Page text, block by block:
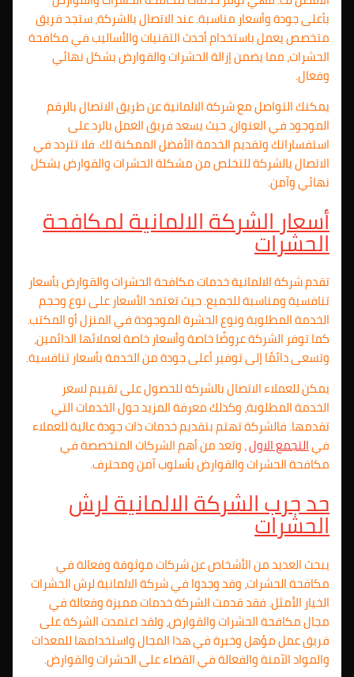
بأعلى جودة وأسعار مناسبة. عند الاتصال بالشركة، ستجد فريق
متخصص يعمل باستخدام أحدث التقنيات والأساليب في مكافحة
الحشرات، مما يضمن إزالة الحشرات والقوارض بشكل نهائي
وفعال.
يمكنك التواصل مع شركة الالمانية عن طريق الاتصال بالرقم
الموجود في العنوان، حيث يسعد فريق العمل بالرد على
استفساراتك وتقديم الخدمة الأفضل الممكنة لك. فلا تتردد في
الاتصال بالشركة للتخلص من مشكلة الحشرات والقوارض بشكل
نهائي وآمن.
أسعار الشركة الالمانية لمكافحة
الحشرات
تقدم شركة الالمانية خدمات مكافحة الحشرات والقوارض بأسعار
تنافسية ومناسبة للجميع. حيث تعتمد الأسعار على نوع وحجم
الخدمة المطلوبة ونوع الحشرة الموجودة في المنزل أو المكتب.
كما توفر الشركة عروضًا خاصة وأسعار خاصة لعملائها الدائمين،
وتسعى دائمًا إلى توفير أعلى جودة من الخدمة بأسعار تنافسية.
يمكن للعملاء الاتصال بالشركة للحصول على تقييم لسعر
الخدمة المطلوبة، وكذلك معرفة المزيد حول الخدمات التي
تقدمها. فالشركة تهتم بتقديم خدمات ذات جودة عالية للعملاء
فيالتجمع الاول، وتعد من أهم الشركات المتخصصة في
مكافحة الحشرات والقوارض بأسلوب آمن ومحترف.
حد جرب الشركة الالمانية لرش
الحشرات
يبحث العديد من الأشخاص عن شركات موثوقة وفعالة في
مكافحة الحشرات، وقد وجدوا في شركة الالمانية لرش الحشرات
الخيار الأمثل. فقد قدمت الشركة خدمات مميزة وفعالة في
مجال مكافحة الحشرات والقوارض، ولقد اعتمدت الشركة على
فريق عمل مؤهل وخبرة في هذا المجال واستخدامها للمعدات
والمواد الآمنة والفعالة في القضاء على الحشرات والقوارض.